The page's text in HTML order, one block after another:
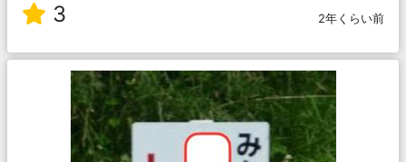
3 2年くらい前